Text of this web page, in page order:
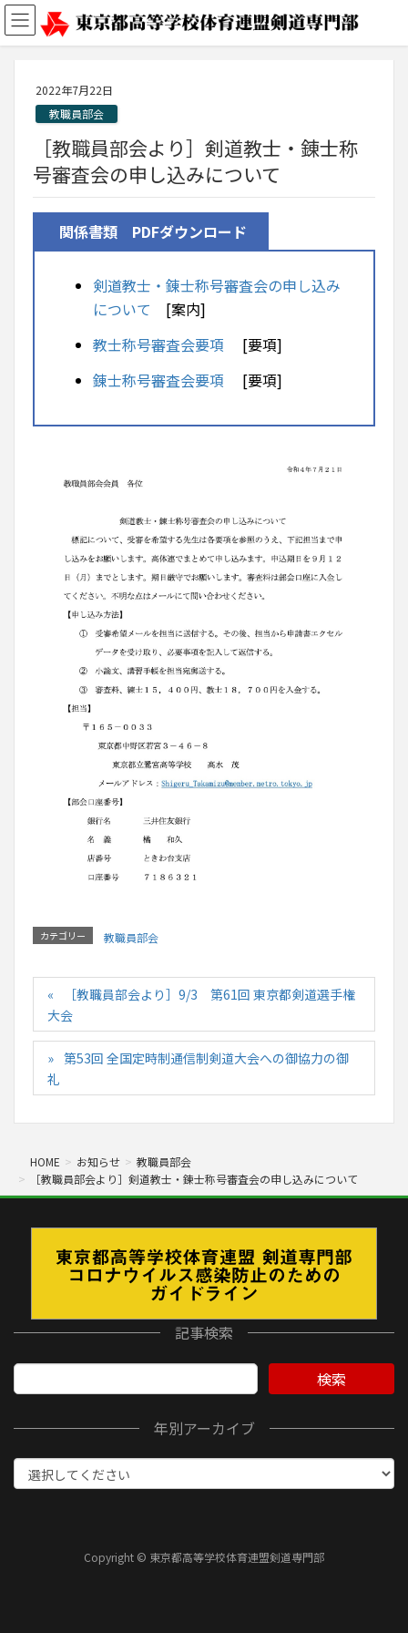
2022年7月22日
教職員部会
［教職員部会より］剣道教士・錬士称
号審査会の申し込みについて
関係書類 PDFダウンロード
剣道教士・錬士称号審査会の申し込み
について [案内]
教士称号審査会要項 [要項]
錬士称号審査会要項 [要項]
カテゴリー 教職員部会
［教職員部会より］9/3 第61回 東京都剣道選手権
大会
第53回 全国定時制通信制剣道大会への御協力の御
礼
HOME お知らせ
教職員部会
［教職員部会より］剣道教士・錬士称号審査会の申し込みについて
記事検索
検索
年別アーカイブ
Copyright © 東京都高等学校体育連盟剣道専門部